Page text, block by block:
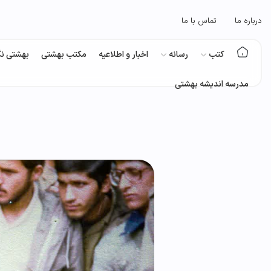
درباره ما تماس با ما
کتب رسانه اخبار و اطلاعیه مکتب بهشتی بهشتی
مدرسه اندیشه بهشتی